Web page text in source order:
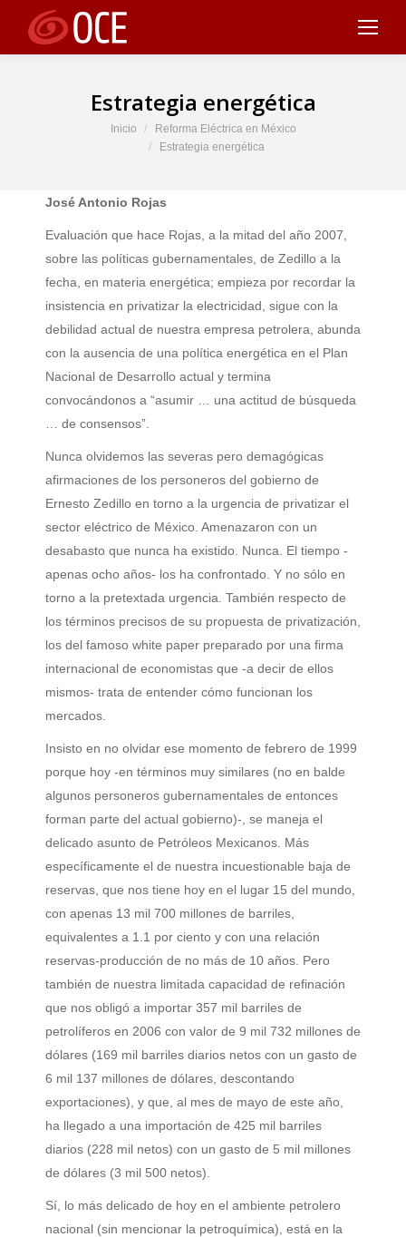
Estrategia energética
Inicio
Reforma Eléctrica en México
Estrategia energética
José Antonio Rojas
Evaluación que hace Rojas, a la mitad del año 2007,
sobre las políticas gubernamentales, de Zedillo a la
fecha, en materia energética; empieza por recordar la
insistencia en privatizar la electricidad, sigue con la
debilidad actual de nuestra empresa petrolera, abunda
con la ausencia de una política energética en el Plan
Nacional de Desarrollo actual y termina
convocándonos a “asumir … una actitud de búsqueda
… de consensos”.
Nunca olvidemos las severas pero demagógicas
afirmaciones de los personeros del gobierno de
Ernesto Zedillo en torno a la urgencia de privatizar el
sector eléctrico de México. Amenazaron con un
desabasto que nunca ha existido. Nunca. El tiempo -
apenas ocho años- los ha confrontado. Y no sólo en
torno a la pretextada urgencia. También respecto de
los términos precisos de su propuesta de privatización,
los del famoso white paper preparado por una firma
internacional de economistas que -a decir de ellos
mismos- trata de entender cómo funcionan los
mercados.
Insisto en no olvidar ese momento de febrero de 1999
porque hoy -en términos muy similares (no en balde
algunos personeros gubernamentales de entonces
forman parte del actual gobierno)-, se maneja el
delicado asunto de Petróleos Mexicanos. Más
específicamente el de nuestra incuestionable baja de
reservas, que nos tiene hoy en el lugar 15 del mundo,
con apenas 13 mil 700 millones de barriles,
equivalentes a 1.1 por ciento y con una relación
reservas-producción de no más de 10 años. Pero
también de nuestra limitada capacidad de refinación
que nos obligó a importar 357 mil barriles de
petrolíferos en 2006 con valor de 9 mil 732 millones de
dólares (169 mil barriles diarios netos con un gasto de
6 mil 137 millones de dólares, descontando
exportaciones), y que, al mes de mayo de este año,
ha llegado a una importación de 425 mil barriles
diarios (228 mil netos) con un gasto de 5 mil millones
de dólares (3 mil 500 netos).
Sí, lo más delicado de hoy en el ambiente petrolero
nacional (sin mencionar la petroquímica), está en la